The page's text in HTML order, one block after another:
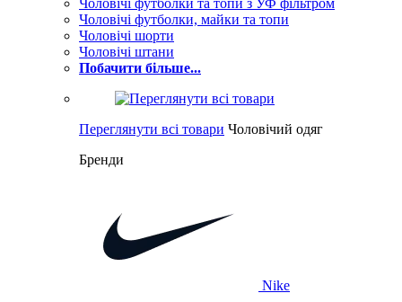
Чоловічі футболки та топи з УФ фільтром
Чоловічі футболки, майки та топи
Чоловічі шорти
Чоловічі штани
Побачити більше...
Переглянути всі товари Чоловічий одяг
Бренди
Nike